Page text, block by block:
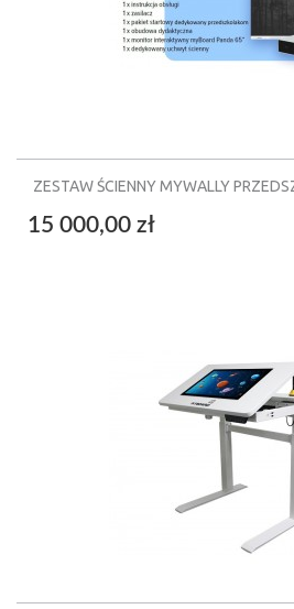
ZESTAW ŚCIENNY MYWALLY
15 000,00 zł